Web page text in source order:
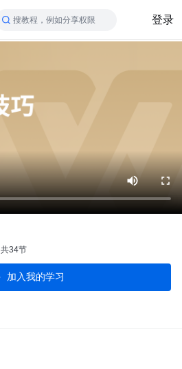
搜教程，例如分享权限 登录
共34节
加入我的学习